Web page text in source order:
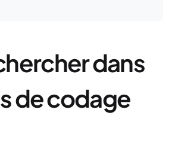
dans
de codage